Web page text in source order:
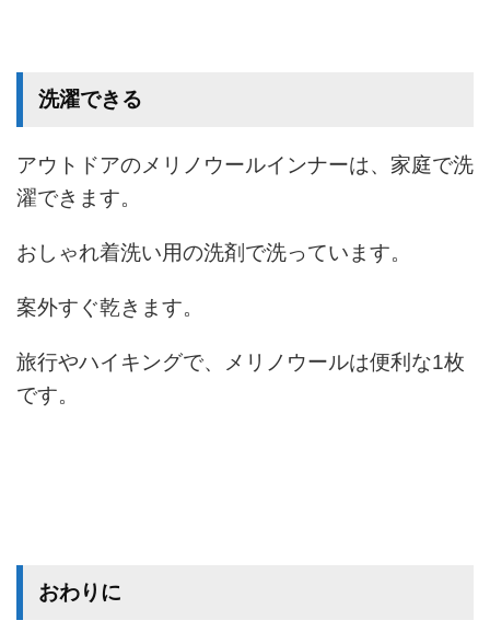
洗濯できる
アウトドアのメリノウールインナーは、家庭で洗
濯できます。
おしゃれ着洗い用の洗剤で洗っています。
案外すぐ乾きます。
旅行やハイキングで、メリノウールは便利な1枚
です。
おわりに